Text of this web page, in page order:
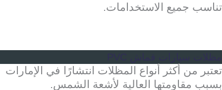
تناسب جميع الاستخدامات.
تعتبر من أكثر أنواع المظلات انتشارًا في الإمارات
بسبب مقاومتها العالية لأشعة الشمس.